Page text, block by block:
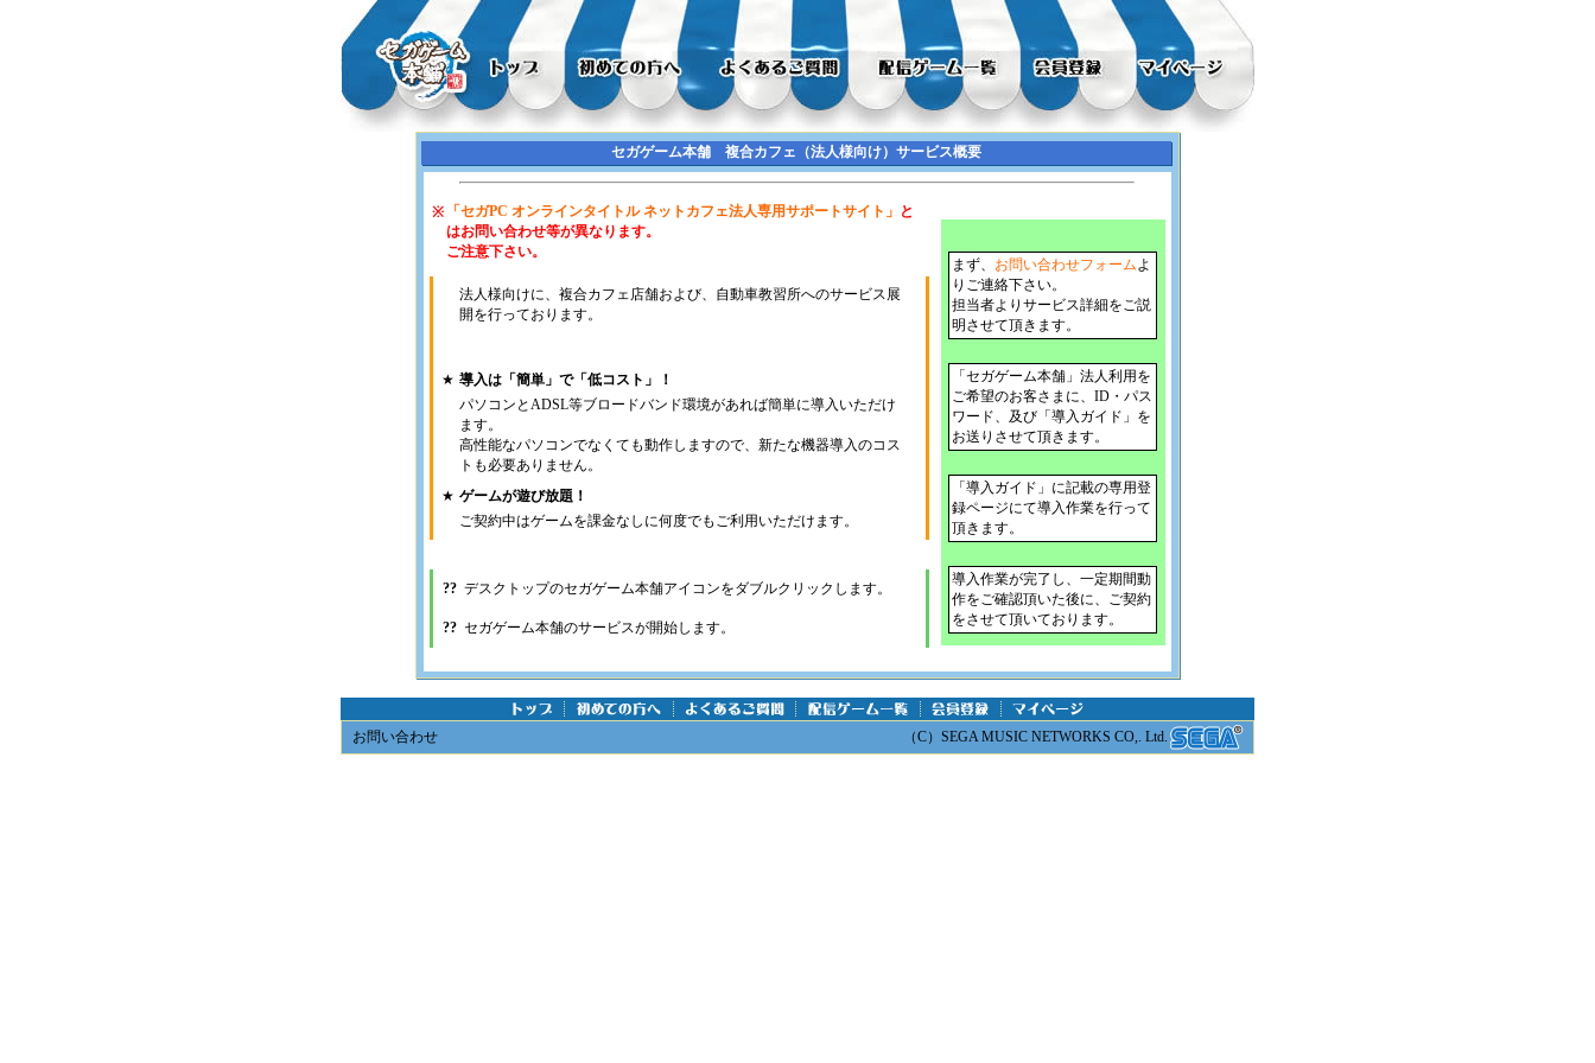
セガゲーム本舗 複合カフェ（法人様向け）サービス概要
※ 「セガPC オンラインタイトル ネットカフェ法人専用サポートサイト」 と
はお問い合わせ等が異なります。
ご注意下さい。
まず、 お問い合わせフォームよ
りご連絡下さい。
担当者よりサービス詳細をご説
明させて頂きます。
「セガゲーム本舗」法人利用を
ご希望のお客さまに、ID・パス
ワード、及び「導入ガイド」を
お送りさせて頂きます。
「導入ガイド」に記載の専用登
録ページにて導入作業を行って
頂きます。
導入作業が完了し、一定期間動
作をご確認頂いた後に、ご契約
をさせて頂いております。
法人様向けに、複合カフェ店舗および、自動車教習所へのサービス展
開を行っております。
★ 導入は「簡単」で「低コスト」！
パソコンとADSL等ブロードバンド環境があれば簡単に導入いただけ
ます。
高性能なパソコンでなくても動作しますので、新たな機器導入のコス
トも必要ありません。
★ ゲームが遊び放題！
ご契約中はゲームを課金なしに何度でもご利用いただけます。
?? デスクトップのセガゲーム本舗アイコンをダブルクリックします。
?? セガゲーム本舗のサービスが開始します。
お問い合わせ （C）SEGA MUSIC NETWORKS CO,. Ltd.